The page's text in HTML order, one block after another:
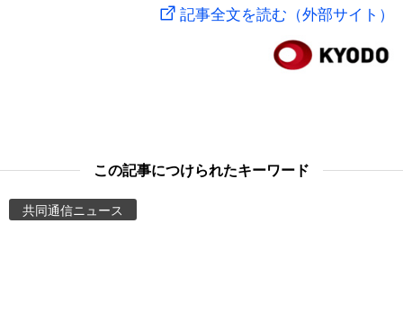
記事全文を読む（外部サイト）
この記事につけられたキーワード
共同通信ニュース